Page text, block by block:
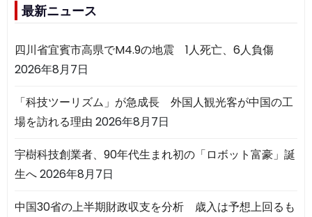
最新ニュース
四川省宜賓市高県でM4.9の地震 1人死亡、6人負傷
2026年8月7日
「科技ツーリズム」が急成長 外国人観光客が中国の工
場を訪れる理由 2026年8月7日
宇樹科技創業者、90年代生まれ初の「ロボット富豪」誕
生へ2026年8月7日
中国30省の上半期財政収支を分析 歳入は予想上回るも